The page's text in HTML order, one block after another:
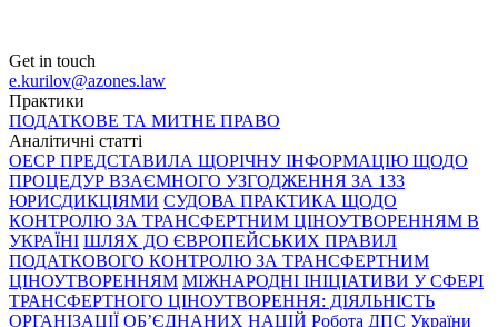
Get in touch
e.kurilov@azones.law
Практики
ПОДАТКОВЕ ТА МИТНЕ ПРАВО
Аналітичні статті
ОЕСР ПРЕДСТАВИЛА ЩОРІЧНУ ІНФОРМАЦІЮ ЩОДО
ПРОЦЕДУР ВЗАЄМНОГО УЗГОДЖЕННЯ ЗА 133
ЮРИСДИКЦІЯМИ СУДОВА ПРАКТИКА ЩОДО
КОНТРОЛЮ ЗА ТРАНСФЕРТНИМ ЦІНОУТВОРЕННЯМ В
УКРАЇНІ ШЛЯХ ДО ЄВРОПЕЙСЬКИХ ПРАВИЛ
ПОДАТКОВОГО КОНТРОЛЮ ЗА ТРАНСФЕРТНИМ
ЦІНОУТВОРЕННЯМ МІЖНАРОДНІ ІНІЦІАТИВИ У СФЕРІ
ТРАНСФЕРТНОГО ЦІНОУТВОРЕННЯ: ДІЯЛЬНІСТЬ
ОРГАНІЗАЦІЇ ОБ’ЄДНАНИХ НАЦІЙ Робота ДПС України